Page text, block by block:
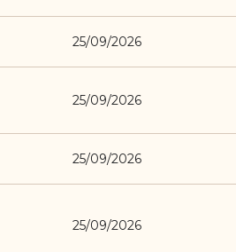
25/09/2026
25/09/2026
25/09/2026
25/09/2026